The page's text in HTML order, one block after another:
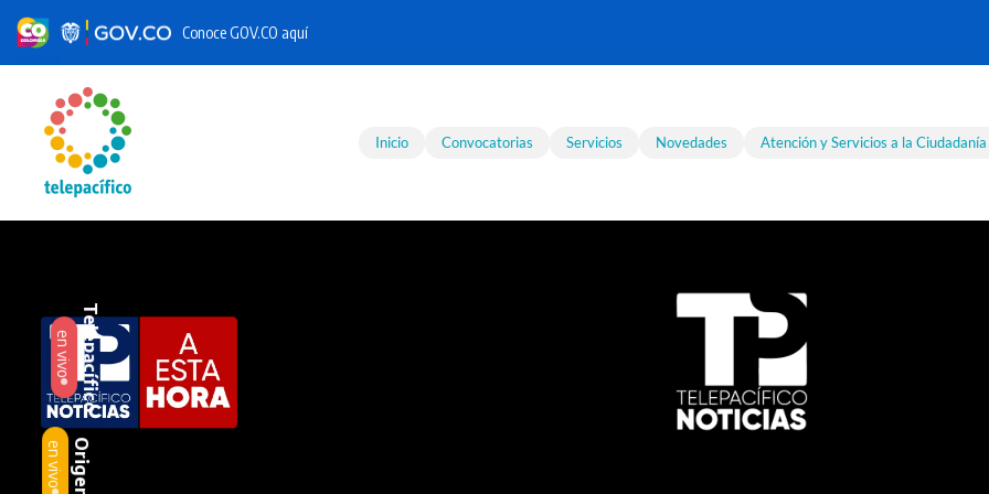
Skip to main content
Conoce GOV.CO aquí
Inicio Convocatorias Servicios Novedades Atención y Servicios a la Ciudadanía
Telepacífico
en vivo
Origen
en vivo